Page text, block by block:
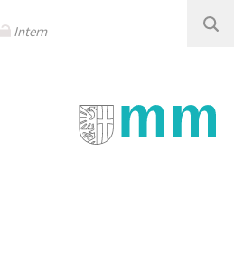
Intern